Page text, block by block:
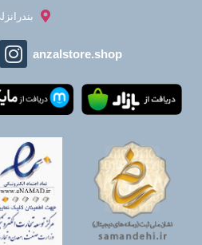
anzalstore.shop